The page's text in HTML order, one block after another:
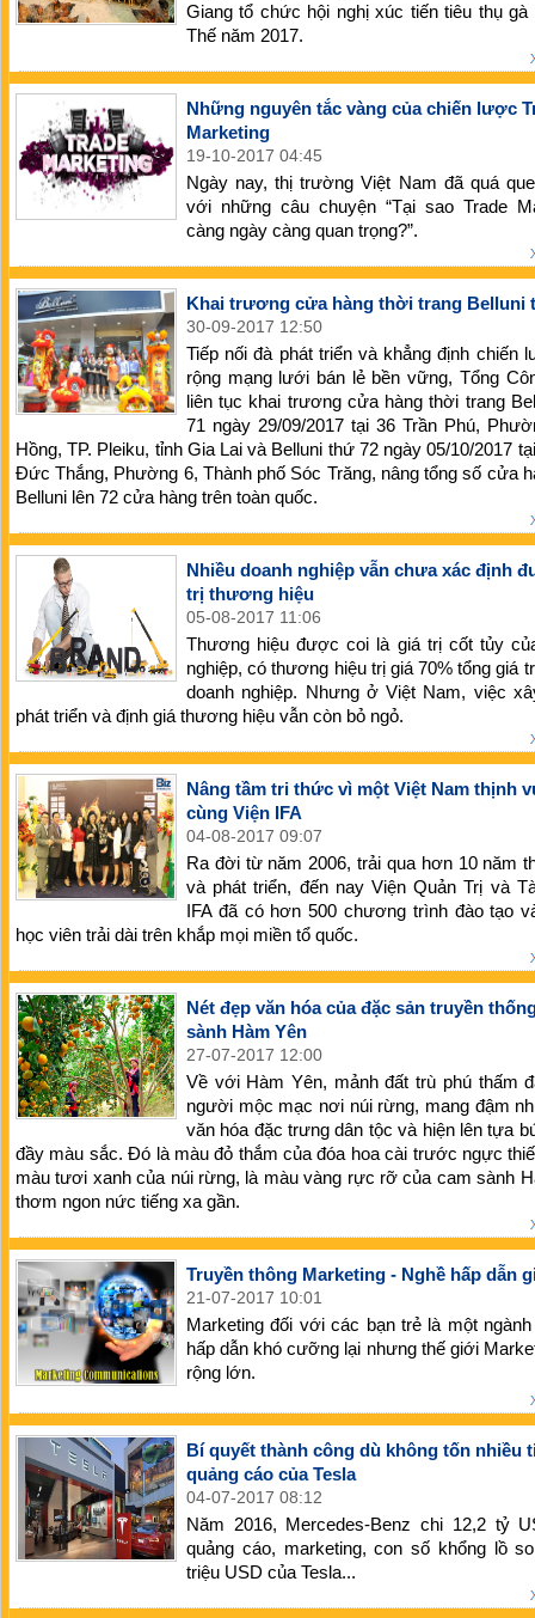
Giang tổ chức hội nghị xúc tiến tiêu thụ gà
Thế năm 2017.
Những nguyên tắc vàng của chiến lược
Marketing
19-10-2017 04:45
Ngày nay, thị trường Việt Nam đã quá
với những câu chuyện “Tại sao Trade
càng ngày càng quan trọng?”.
Khai trương cửa hàng thời trang Belluni
30-09-2017 12:50
Tiếp nối đà phát triển và khẳng định chiến
rộng mạng lưới bán lẻ bền vững, Tổng
liên tục khai trương cửa hàng thời trang
71 ngày 29/09/2017 tại 36 Trần Phú,
Hồng, TP. Pleiku, tỉnh Gia Lai và Belluni thứ 72 ngày 05/10/2017
Đức Thắng, Phường 6, Thành phố Sóc Trăng, nâng tổng số cửa
Belluni lên 72 cửa hàng trên toàn quốc.
Nhiều doanh nghiệp vẫn chưa xác định
trị thương hiệu
05-08-2017 11:06
Thương hiệu được coi là giá trị cốt tủy
nghiệp, có thương hiệu trị giá 70% tổng giá
doanh nghiệp. Nhưng ở Việt Nam, việc
phát triển và định giá thương hiệu vẫn còn bỏ ngỏ.
Nâng tầm tri thức vì một Việt Nam thịnh
cùng Viện IFA
04-08-2017 09:07
Ra đời từ năm 2006, trải qua hơn 10 năm
và phát triển, đến nay Viện Quản Trị và
IFA đã có hơn 500 chương trình đào tạo
học viên trải dài trên khắp mọi miền tổ quốc.
Nét đẹp văn hóa của đặc sản truyền
sành Hàm Yên
27-07-2017 12:00
Về với Hàm Yên, mảnh đất trù phú thấm
người mộc mạc nơi núi rừng, mang đậm
văn hóa đặc trưng dân tộc và hiện lên tựa
đầy màu sắc. Đó là màu đỏ thắm của đóa hoa cài trước ngực
màu tươi xanh của núi rừng, là màu vàng rực rỡ của cam sành
thơm ngon nức tiếng xa gần.
Truyền thông Marketing - Nghề hấp dẫn
21-07-2017 10:01
Marketing đối với các bạn trẻ là một
hấp dẫn khó cưỡng lại nhưng thế giới
rộng lớn.
Bí quyết thành công dù không tốn nhiều
quảng cáo của Tesla
04-07-2017 08:12
Năm 2016, Mercedes-Benz chi 12,2 tỷ
quảng cáo, marketing, con số khổng lồ
triệu USD của Tesla...